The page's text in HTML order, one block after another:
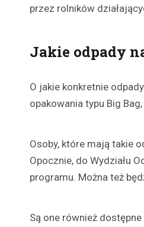
przez rolników
Jakie odpady
O jakie konkretnie
opakowania typu Big
Osoby, które mają takie
Opocznie, do Wydziału
programu. Można też
Są one również